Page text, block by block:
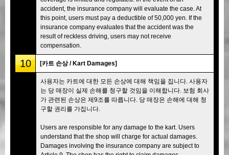
accident, the insurance company will evaluate the case. At
this point, users must pay a deductible of 50,000 yen. If the
insurance company evaluates that the accident was the
result of reckless driving, users may not receive
compensation.
10 [카트 손상 / Kart Damages]
사용자는 카트에 대한 모든 손상에 대해 책임을 집니다. 사용자
는 당 매장이 실제 손해를 청구할 것임을 이해합니다. 보험 회사
가 관련된 손상은 제9조를 따릅니다. 당 매장은 손해에 대해 청
구할 권리를 가집니다.
Users are responsible for any damage to the kart. Users
understand that the shop will charge for actual damages.
Damages involving the insurance company are subject to